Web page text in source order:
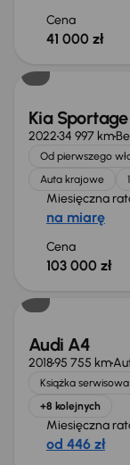
Cena
41 000 zł
Kia Sportage
202234 997 km
Od pierwszego
Auta krajowe
Miesięczna
na miarę
Cena
103 000 zł
Audi A4
201895 755 km
Książka serwisowa
+8 kolejnych
Miesięczna
od 446 zł